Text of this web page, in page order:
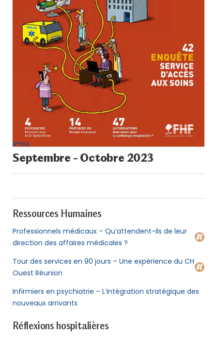
N°614
Septembre - Octobre 2023
Ressources Humaines
Professionnels médicaux – Qu’attendent-ils de leur
direction des affaires médicales ?
Tour des services en 90 jours – Une expérience du CH
Ouest Réunion
Infirmiers en psychiatrie – L’intégration stratégique des
nouveaux arrivants
Réflexions hospitalières